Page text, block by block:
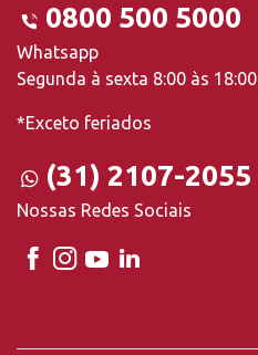
0800 500 5000
Whatsapp
Segunda à sexta 8:00 às 18:00
*Exceto feriados
(31) 2107-2055
Nossas Redes Sociais